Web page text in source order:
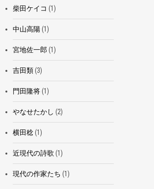
柴田ケイコ (1)
中山高陽(1)
宮地佐一郎 (1)
吉田類(3)
門田隆将(1)
やなせたかし (2)
横田稔(1)
近現代の詩歌 (1)
現代の作家たち (1)